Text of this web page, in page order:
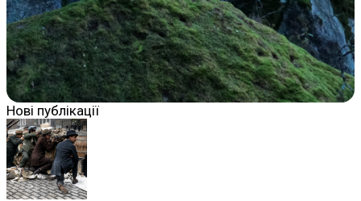
Нові публікації